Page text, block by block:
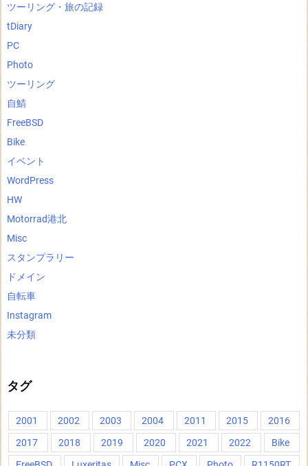
ツーリング・旅の記録
tDiary
PC
Photo
ツーリング
自鯖
FreeBSD
Bike
イベント
WordPress
HW
Motorrad港北
Misc
スタンプラリー
ドメイン
自転車
Instagram
未分類
タグ
2001 2002 2003 2004 2011 2015
2016
2017
2018 2019 2020 2021 2022
Bike